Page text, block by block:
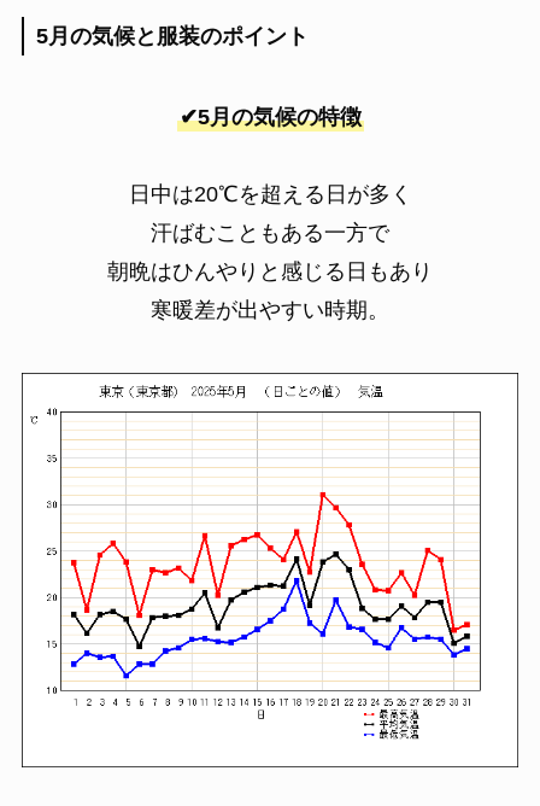
5月の気候と服装のポイント
✔5月の気候の特徴
日中は20℃を超える日が多く
汗ばむこともある一方で
朝晩はひんやりと感じる日もあり
寒暖差が出やすい時期。